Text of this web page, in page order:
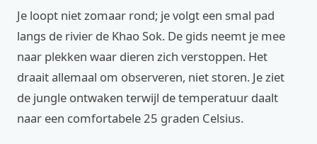
Je loopt niet zomaar rond; je volgt een smal pad
langs de rivier de Khao Sok. De gids neemt je mee
naar plekken waar dieren zich verstoppen. Het
draait allemaal om observeren, niet storen. Je ziet
de jungle ontwaken terwijl de temperatuur daalt
naar een comfortabele 25 graden Celsius.